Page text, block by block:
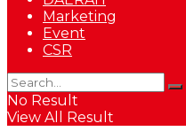
Marketing
Event
CSR
No Result
View All Result